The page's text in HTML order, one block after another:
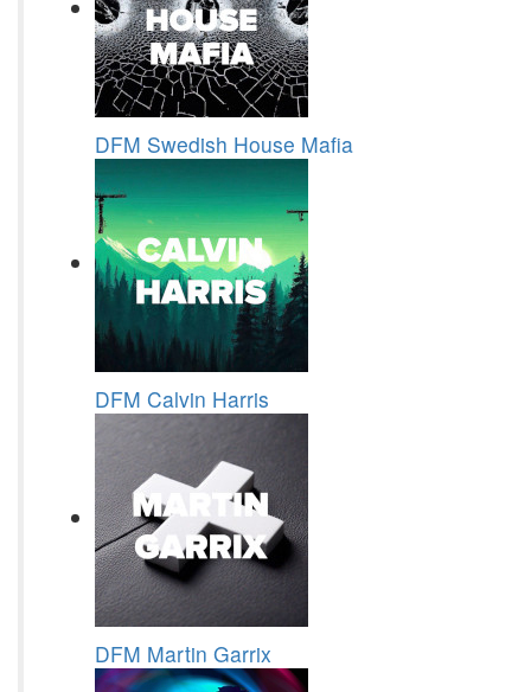
DFM Swedish House Mafia
DFM Calvin Harris
DFM Martin Garrix